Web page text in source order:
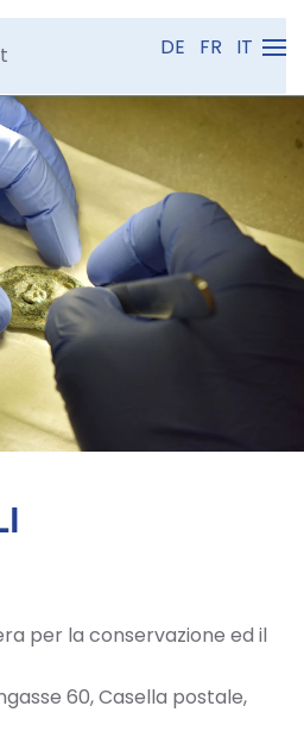
DE FR IT
per la conservazione ed il
60, Casella postale,